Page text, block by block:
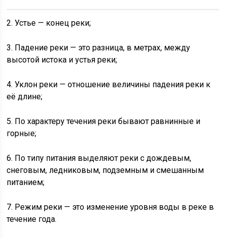
2. Устье — конец реки;
3. Падение реки — это разница, в метрах, между
высотой истока и устья реки;
4. Уклон реки — отношение величины падения реки к
её длине;
5. По характеру течения реки бывают равнинные и
горные;
6. По типу питания выделяют реки с дождевым,
снеговым, ледниковым, подземным и смешанным
питанием;
7. Режим реки — это изменение уровня воды в реке в
течение года.